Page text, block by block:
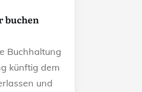
buchen
Buchhaltung
künftig dem
und